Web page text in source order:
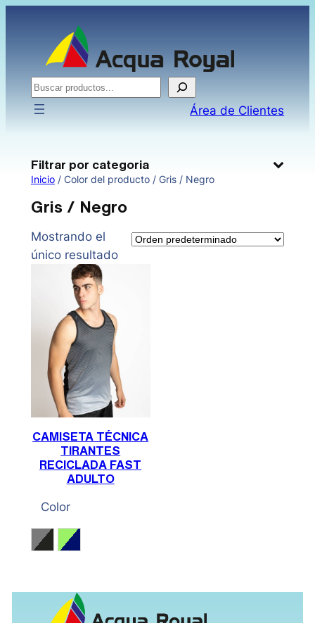
contenido
Buscar
Área de Clientes
Filtrar por categoria
Inicio/ Color del producto / Gris / Negro
Gris / Negro
Mostrando el
único resultado
CAMISETA TÉCNICA
TIRANTES
RECICLADA FAST
ADULTO
Color
Gris / Negro
Verde Fluor / Marino